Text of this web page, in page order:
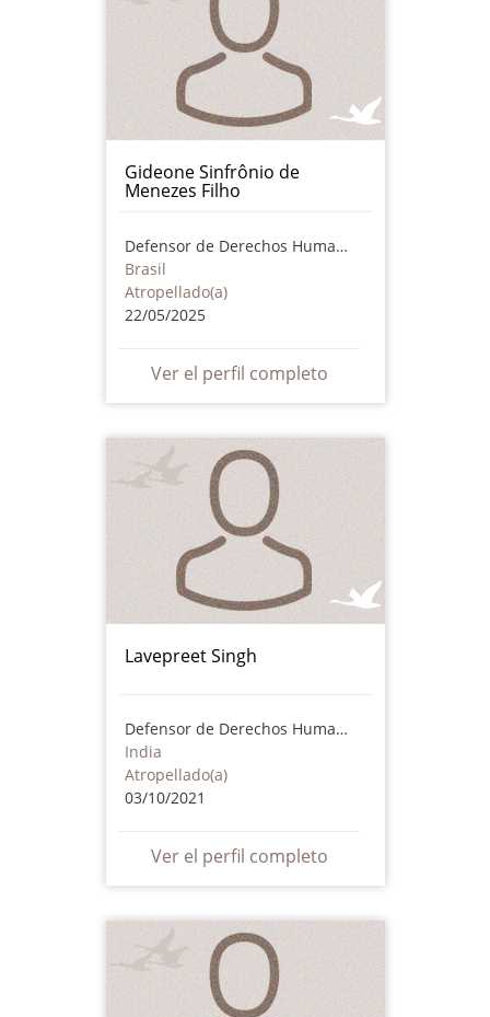
Gideone Sinfrônio de
Menezes Filho
Defensor de Derechos Humanos
Brasil
Atropellado(a)
22/05/2025
Ver el perfil completo
Lavepreet Singh
Defensor de Derechos Humanos
India
Atropellado(a)
03/10/2021
Ver el perfil completo